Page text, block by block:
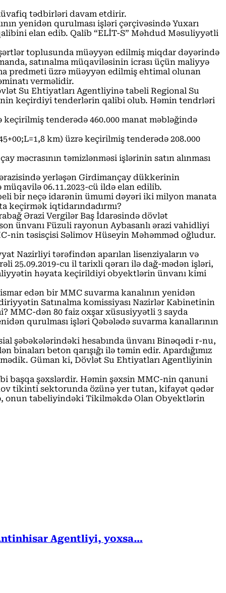
tədbirləri davam etdirir.
yenidən qurulması işləri çərçivəsində Yuxarı
elan edib. Qalib “ELİT-S” Məhdud Məsuliyyətli
toplusunda müəyyən edilmiş miqdar dəyərində
satınalma müqaviləsinin icrası üçün maliyyə
predmeti üzrə müəyyən edilmiş ehtimal olunan
verməlidir.
Su Ehtiyatları Agentliyinə tabeli Regional Su
keçirdiyi tenderlərin qalibi olub. Həmin tendrləri
tenderədə 460.000 manat məbləğində
km) üzrə keçirilmiş tenderədə 208.000
məcrasının təmizlənməsi işlərinin satın alınması
yerləşən Girdimançay dükkerinin
06.11.2023-cü ildə elan edilib.
bir neçə idarənin ümumi dəyəri iki milyon manata
keçirmək iqtidarındadırmı?
Ərazi Vergilər Baş İdarəsində dövlət
ünvanı Füzuli rayonun Aybasanlı ərazi vahidliyi
nin təsisçisi Səlimov Hüseyin Məhəmməd oğludur.
Nazirliyi tərəfindən aparılan lisenziyaların və
25.09.2019-cu il tarixli qərarı ilə dağ-mədən işləri,
həyata keçirildiyi obyektlərin ünvanı kimi
edən bir MMC suvarma kanalının yenidən
Satınalma komissiyası Nazirlər Kabinetinin
MMC-dən 80 faiz oxşar xüsusiyyətli 3 sayda
qurulması işləri Qəbələdə suvarma kanallarının
şəbəkələrindəki hesabında ünvanı Binəqədi r-nu,
beton qarışığı ilə təmin edir. Apardığımız
Güman ki, Dövlət Su Ehtiyatları Agentliyinin
başqa şəxslərdir. Həmin şəxsin MMC-nin qanuni
tikinti sektorunda özünə yer tutan, kifayət qədər
onun tabeliyindəki Tikilməkdə Olan Obyektlərin
Agentliyi, yoxsa…